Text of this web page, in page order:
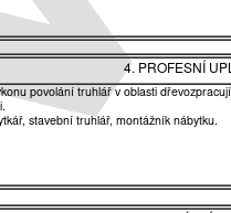
4. PROFESNÍ
povolání truhlář v oblasti
stavební truhlář, montážník nábytku.